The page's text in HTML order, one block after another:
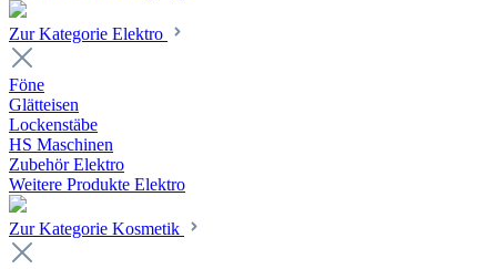
Zur Kategorie Elektro
Föne
Glätteisen
Lockenstäbe
HS Maschinen
Zubehör Elektro
Weitere Produkte Elektro
Zur Kategorie Kosmetik